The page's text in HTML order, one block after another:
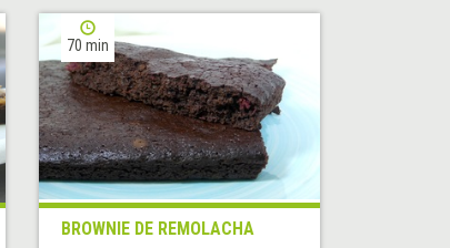
70 min
BROWNIE DE REMOLACHA